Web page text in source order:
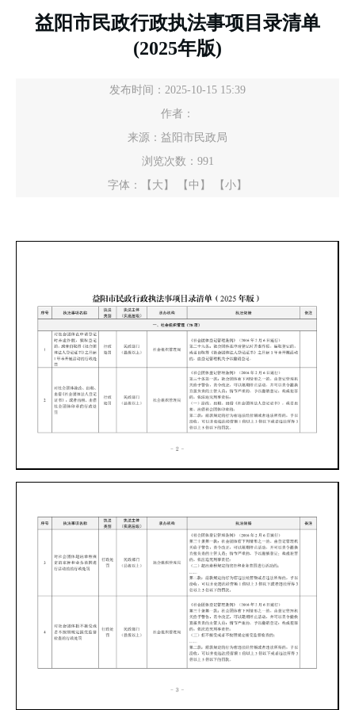
益阳市民政行政执法事项目录清单
(2025年版)
发布时间：2025-10-15 15:39
作者：
来源：益阳市民政局
浏览次数： 991
字体：
【大】 【中】 【小】